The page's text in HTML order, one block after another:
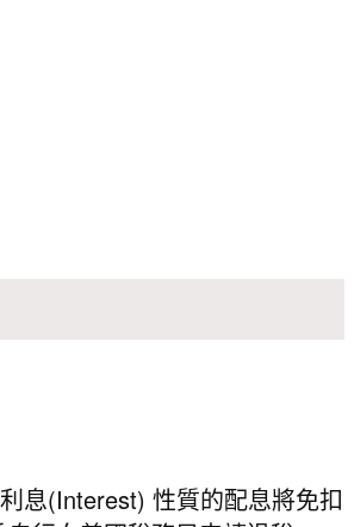
息(Interest) 性質的配息將免扣